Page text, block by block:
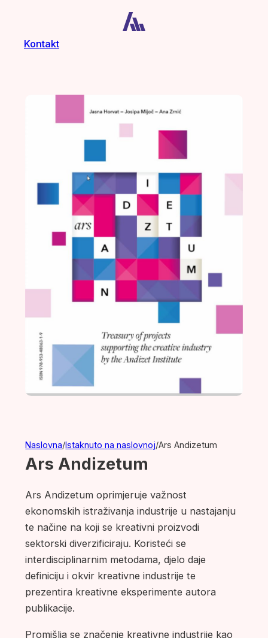
Kontakt
Naslovna/Istaknuto na naslovnoj/Ars Andizetum
Ars Andizetum
Ars Andizetum oprimjeruje važnost
ekonomskih istraživanja industrije u nastajanju
te načine na koji se kreativni proizvodi
sektorski diverzificiraju. Koristeći se
interdisciplinarnim metodama, djelo daje
definiciju i okvir kreativne industrije te
prezentira kreativne eksperimente autora
publikacije.
Promišlja se značenje kreativne industrije kao